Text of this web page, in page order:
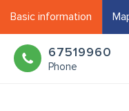
Basic information
67519960
Phone